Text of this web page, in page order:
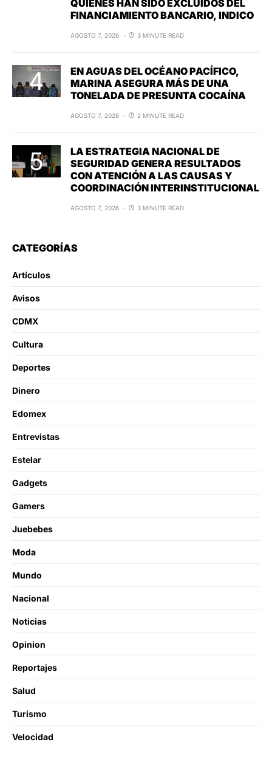
QUIENES HAN SIDO EXCLUIDOS DEL
FINANCIAMIENTO BANCARIO, INDICO
AGOSTO 7, 2026 3 MINUTE READ
EN AGUAS DEL OCÉANO PACÍFICO,
MARINA ASEGURA MÁS DE UNA
TONELADA DE PRESUNTA COCAÍNA
AGOSTO 7, 2026 2 MINUTE READ
LA ESTRATEGIA NACIONAL DE
SEGURIDAD GENERA RESULTADOS
CON ATENCIÓN A LAS CAUSAS Y
COORDINACIÓN INTERINSTITUCIONAL
AGOSTO 7, 2026 3 MINUTE READ
CATEGORÍAS
Artículos
Avisos
CDMX
Cultura
Deportes
Dinero
Edomex
Entrevistas
Estelar
Gadgets
Gamers
Juebebes
Moda
Mundo
Nacional
Noticias
Opinion
Reportajes
Salud
Turismo
Velocidad